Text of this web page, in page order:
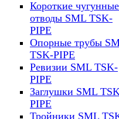
Короткие чугунные
отводы SML TSK-
PIPE
Опорные трубы
TSK-PIPE
Ревизии SML TSK-
PIPE
Заглушки SML
PIPE
Тройники SML